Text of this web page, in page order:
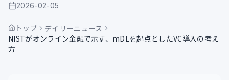
公開日
2026-02-05
トップ
デイリーニュース
NISTがオンライン金融で示す、mDLを起点としたVC導入の考え
方